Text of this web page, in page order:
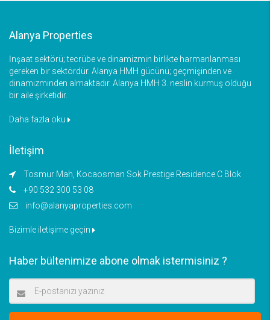
Alanya Properties
İnşaat sektörü; tecrübe ve dinamizmin birlikte harmanlanması
gereken bir sektördür. Alanya HMH gücünü; geçmişinden ve
dinamizminden almaktadır. Alanya HMH 3. neslin kurmuş olduğu
bir aile şirketidir.
Daha fazla oku
İletişim
Tosmur Mah, Kocaosman Sok Prestige Residence C Blok
+90 532 300 53 08
info@alanyaproperties.com
Bizimle iletişime geçin
Haber bültenimize abone olmak istermisiniz ?